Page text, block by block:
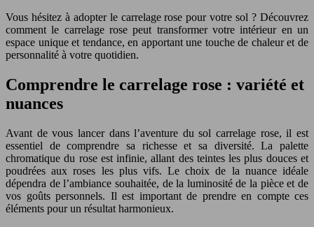
Vous hésitez à adopter le carrelage rose pour votre sol ? Découvrez
comment le carrelage rose peut transformer votre intérieur en un
espace unique et tendance, en apportant une touche de chaleur et de
personnalité à votre quotidien.
Comprendre le carrelage rose : variété et
nuances
Avant de vous lancer dans l’aventure du sol carrelage rose, il est
essentiel de comprendre sa richesse et sa diversité. La palette
chromatique du rose est infinie, allant des teintes les plus douces et
poudrées aux roses les plus vifs. Le choix de la nuance idéale
dépendra de l’ambiance souhaitée, de la luminosité de la pièce et de
vos goûts personnels. Il est important de prendre en compte ces
éléments pour un résultat harmonieux.